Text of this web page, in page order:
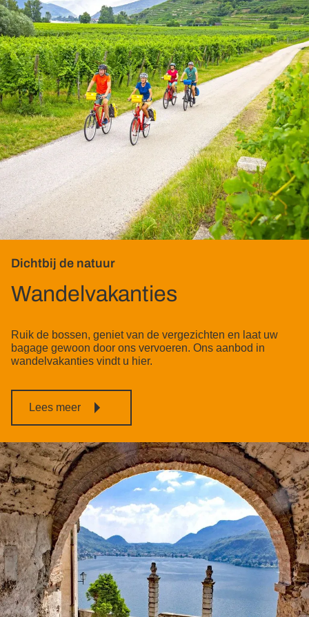
Dichtbij de natuur
Wandelvakanties
Ruik de bossen, geniet van de vergezichten en laat uw
bagage gewoon door ons vervoeren. Ons aanbod in
wandelvakanties vindt u hier.
Lees meer